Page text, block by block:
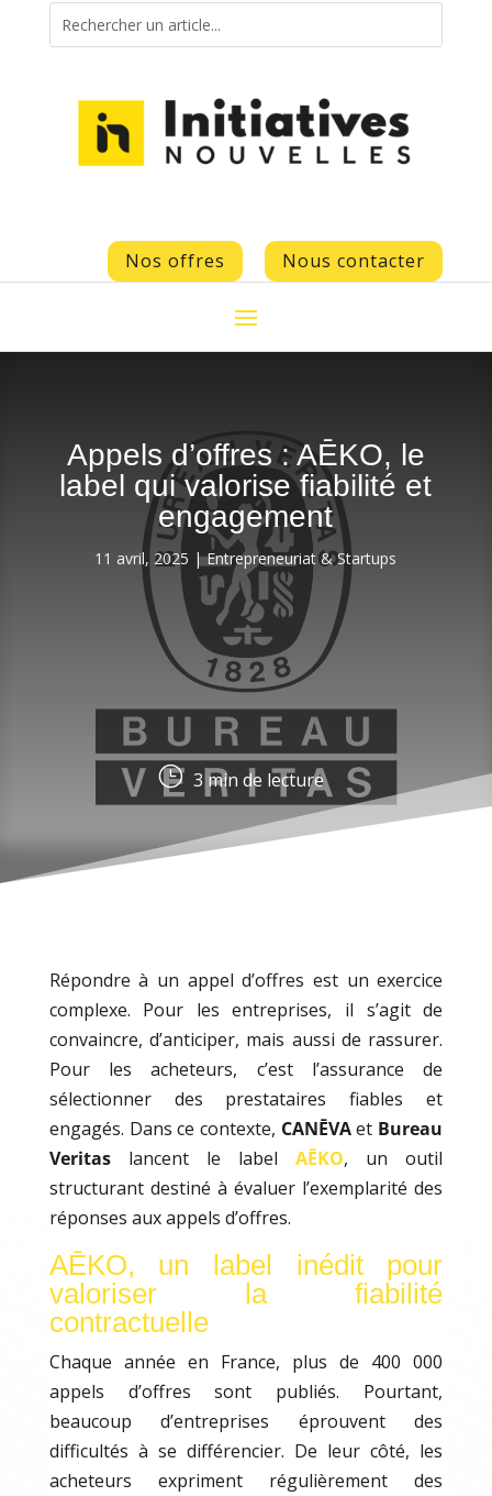
Nos offres Nous contacter
Appels d’offres : AĒKO, le
label qui valorise fiabilité et
engagement
11 avril, 2025 |Entrepreneuriat & Startups
} 3 min de lecture
Répondre à un appel d’offres est un exercice
complexe. Pour les entreprises, il s’agit de
convaincre, d’anticiper, mais aussi de rassurer.
Pour les acheteurs, c’est l’assurance de
sélectionner des prestataires fiables et
engagés. Dans ce contexte, CANĒVAet Bureau
Veritaslancent le labelAĒKO, un outil
structurant destiné à évaluer l’exemplarité des
réponses aux appels d’offres.
AĒKO, un label inédit pour
valoriser la fiabilité
contractuelle
Chaque année en France, plus de 400 000
appels d’offres sont publiés. Pourtant,
beaucoup d’entreprises éprouvent des
difficultés à se différencier. De leur côté, les
acheteurs expriment régulièrement des